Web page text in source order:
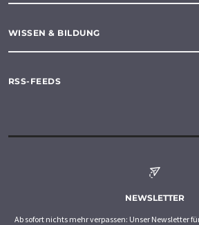
WISSEN & BILDUNG
RSS-FEEDS
NEWSLETTER
Ab sofort nichts mehr verpassen: Unser Newsletter